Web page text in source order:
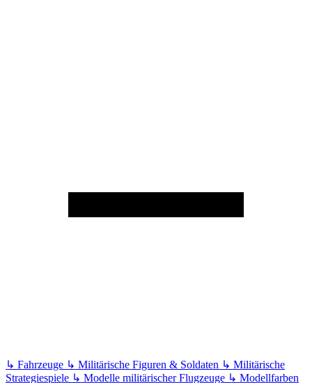
↳ Fahrzeuge ↳ Militärische Figuren & Soldaten ↳ Militärische
Strategiespiele ↳ Modelle militärischer Flugzeuge ↳ Modellfarben